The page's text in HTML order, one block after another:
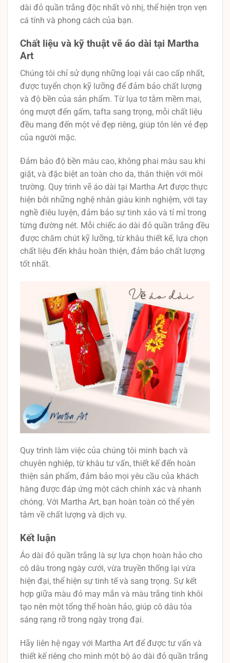
dài đỏ quần trắng độc nhất vô nhị, thể hiện trọn vẹn
cá tính và phong cách của bạn.
Chất liệu và kỹ thuật vẽ áo dài tại Martha
Art
Chúng tôi chỉ sử dụng những loại vải cao cấp nhất,
được tuyển chọn kỹ lưỡng để đảm bảo chất lượng
và độ bền của sản phẩm. Từ lụa tơ tằm mềm mại,
óng mượt đến gấm, tafta sang trọng, mỗi chất liệu
đều mang đến một vẻ đẹp riêng, giúp tôn lên vẻ đẹp
của người mặc.
Đảm bảo độ bền màu cao, không phai màu sau khi
giặt, và đặc biệt an toàn cho da, thân thiện với môi
trường. Quy trình vẽ áo dài tại Martha Art được thực
hiện bởi những nghệ nhân giàu kinh nghiệm, với tay
nghề điêu luyện, đảm bảo sự tinh xảo và tỉ mỉ trong
từng đường nét. Mỗi chiếc áo dài đỏ quần trắng đều
được chăm chút kỹ lưỡng, từ khâu thiết kế, lựa chọn
chất liệu đến khâu hoàn thiện, đảm bảo chất lượng
tốt nhất.
Quy trình làm việc của chúng tôi minh bạch và
chuyên nghiệp, từ khâu tư vấn, thiết kế đến hoàn
thiện sản phẩm, đảm bảo mọi yêu cầu của khách
hàng được đáp ứng một cách chính xác và nhanh
chóng. Với Martha Art, bạn hoàn toàn có thể yên
tâm về chất lượng và dịch vụ.
Kết luận
Áo dài đỏ quần trắng là sự lựa chọn hoàn hảo cho
cô dâu trong ngày cưới, vừa truyền thống lại vừa
hiện đại, thể hiện sự tinh tế và sang trọng. Sự kết
hợp giữa màu đỏ may mắn và màu trắng tinh khôi
tạo nên một tổng thể hoàn hảo, giúp cô dâu tỏa
sáng rạng rỡ trong ngày trọng đại.
Hãy liên hệ ngay với Martha Art để được tư vấn và
thiết kế riêng cho mình một bộ áo dài đỏ quần trắng